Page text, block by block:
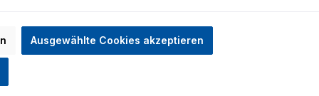
nicht anders angegeben.
Ausgewählte Cookies akzeptieren